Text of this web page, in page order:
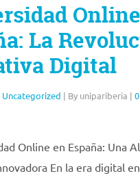
La
Digital
Uncategorized | By unipariberia |
Online en España: Una
En la era digital